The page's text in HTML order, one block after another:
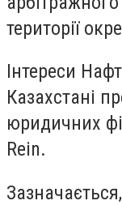
території
Інтереси
Казахстані
юридичних
Rein.